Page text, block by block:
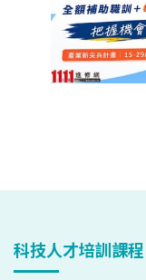
科技人才培訓課程